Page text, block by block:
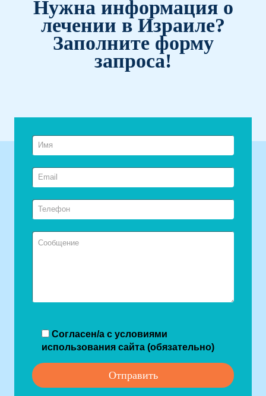
Нужна информация о
лечении в Израиле?
Заполните форму
запроса!
Согласен/а с условиями
использования сайта (обязательно)